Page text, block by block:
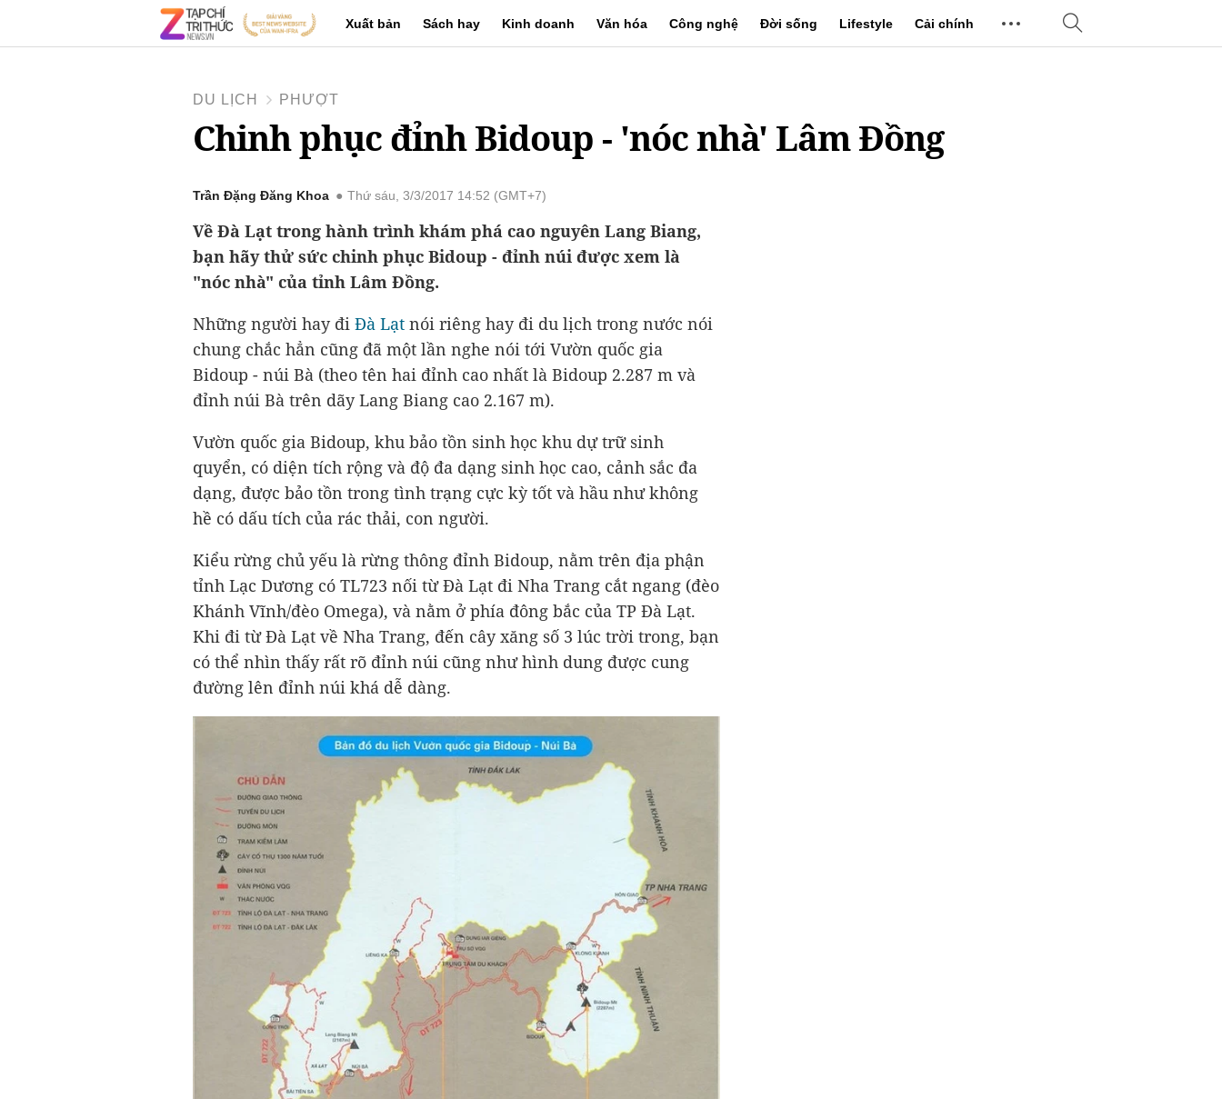
Xuất bản Sách hay Kinh doanh Văn hóa Công nghệ Đời sống Lifestyle Cải chính
DU LỊCH PHƯỢT
Chinh phục đỉnh Bidoup - 'nóc nhà' Lâm Đồng
Trần Đặng Đăng Khoa Thứ sáu, 3/3/2017 14:52 (GMT+7)
Về Đà Lạt trong hành trình khám phá cao nguyên Lang Biang,
bạn hãy thử sức chinh phục Bidoup - đỉnh núi được xem là
"nóc nhà" của tỉnh Lâm Đồng.
Những người hay đi Đà Lạt nói riêng hay đi du lịch trong nước nói
chung chắc hẳn cũng đã một lần nghe nói tới Vườn quốc gia
Bidoup - núi Bà (theo tên hai đỉnh cao nhất là Bidoup 2.287 m và
đỉnh núi Bà trên dãy Lang Biang cao 2.167 m).
Vườn quốc gia Bidoup, khu bảo tồn sinh học khu dự trữ sinh
quyển, có diện tích rộng và độ đa dạng sinh học cao, cảnh sắc đa
dạng, được bảo tồn trong tình trạng cực kỳ tốt và hầu như không
hề có dấu tích của rác thải, con người.
Kiểu rừng chủ yếu là rừng thông đỉnh Bidoup, nằm trên địa phận
tỉnh Lạc Dương có TL723 nối từ Đà Lạt đi Nha Trang cắt ngang (đèo
Khánh Vĩnh/đèo Omega), và nằm ở phía đông bắc của TP Đà Lạt.
Khi đi từ Đà Lạt về Nha Trang, đến cây xăng số 3 lúc trời trong, bạn
có thể nhìn thấy rất rõ đỉnh núi cũng như hình dung được cung
đường lên đỉnh núi khá dễ dàng.